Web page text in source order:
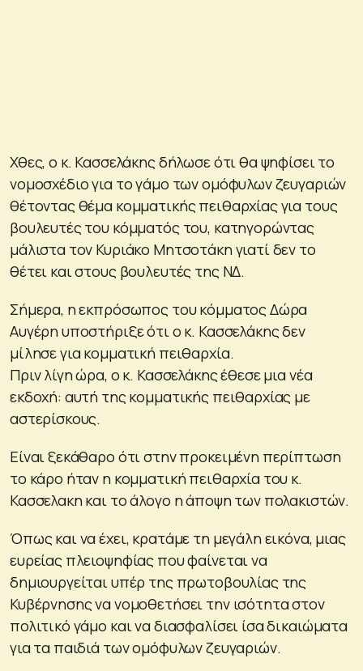
Χθες, ο κ. Κασσελάκης δήλωσε ότι θα ψηφίσει το
νομοσχέδιο για το γάμο των ομόφυλων ζευγαριών
θέτοντας θέμα κομματικής πειθαρχίας για τους
βουλευτές του κόμματός του, κατηγορώντας
μάλιστα τον Κυριάκο Μητσοτάκη γιατί δεν το
θέτει και στους βουλευτές της ΝΔ.
Σήμερα, η εκπρόσωπος του κόμματος Δώρα
Αυγέρη υποστήριξε ότι ο κ. Κασσελάκης δεν
μίλησε για κομματική πειθαρχία.
Πριν λίγη ώρα, ο κ. Κασσελάκης έθεσε μια νέα
εκδοχή: αυτή της κομματικής πειθαρχίας με
αστερίσκους.
Είναι ξεκάθαρο ότι στην προκειμένη περίπτωση
το κάρο ήταν η κομματική πειθαρχία του κ.
Κασσελακη και το άλογο η άποψη των πολακιστών.
Όπως και να έχει, κρατάμε τη μεγάλη εικόνα, μιας
ευρείας πλειοψηφίας που φαίνεται να
δημιουργείται υπέρ της πρωτοβουλίας της
Κυβέρνησης να νομοθετήσει την ισότητα στον
πολιτικό γάμο και να διασφαλίσει ίσα δικαιώματα
για τα παιδιά των ομόφυλων ζευγαριών.